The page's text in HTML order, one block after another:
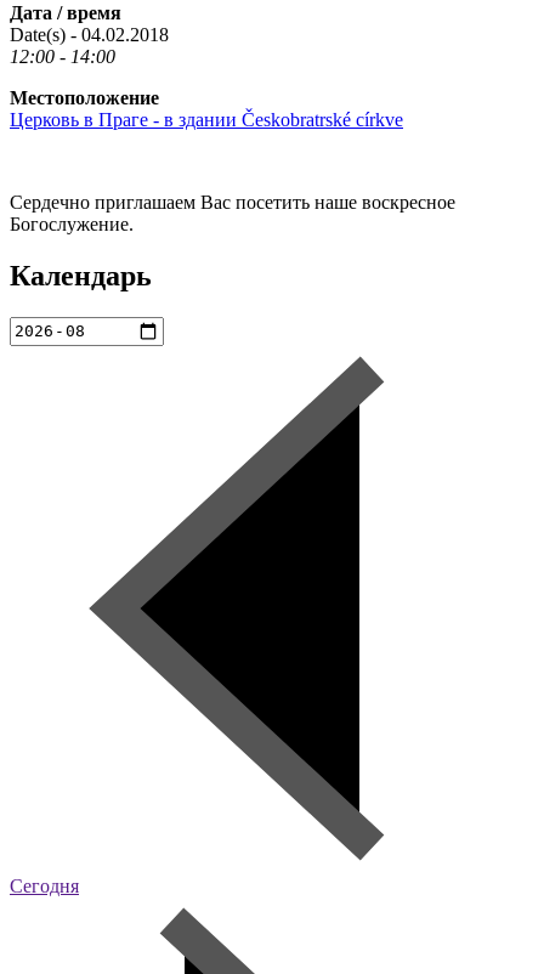
Дата / время
Date(s) - 04.02.2018
12:00 - 14:00
Местоположение
Церковь в Праге - в здании Českobratrské církve
Сердечно приглашаем Вас посетить наше воскресное
Богослужение.
Календарь
Сегодня